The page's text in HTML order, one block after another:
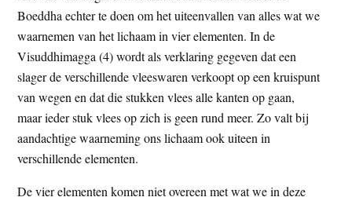
Boeddha echter te doen om het uiteenvallen van alles wat we
waarnemen van het lichaam in vier elementen. In de
Visuddhimagga (4) wordt als verklaring gegeven dat een
slager de verschillende vleeswaren verkoopt op een kruispunt
van wegen en dat die stukken vlees alle kanten op gaan,
maar ieder stuk vlees op zich is geen rund meer. Zo valt bij
aandachtige waarneming ons lichaam ook uiteen in
verschillende elementen.
De vier elementen komen niet overeen met wat we in deze